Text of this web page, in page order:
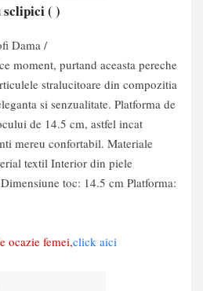
sclipici( )
Dama /
moment, purtand aceasta pereche
stralucitoare din compozitia
si senzualitate. Platforma de
de 14.5 cm, astfel incat
mereu confortabil. Materiale
textil Interior din piele
toc: 14.5 cm Platforma:
ocazie femei,click aici